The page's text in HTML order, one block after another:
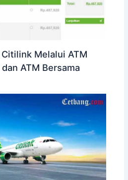
Melalui ATM
ATM Bersama